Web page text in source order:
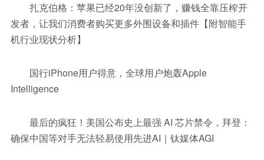
扎克伯格：苹果已经20年没创新了，赚钱全靠压榨开
发者，让我们消费者购买更多外围设备和插件【附智能手
机行业现状分析】
国行iPhone用户得意，全球用户炮轰Apple
Intelligence
最后的疯狂！美国公布史上最强 AI 芯片禁令，拜登：
确保中国等对手无法轻易使用先进AI｜钛媒体AGI